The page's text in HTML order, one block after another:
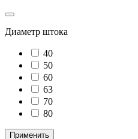
Диаметр штока
40
50
60
63
70
80
Применить